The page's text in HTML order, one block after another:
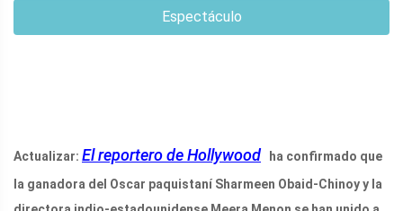
Espectáculo
Actualizar: El reportero de Hollywood
ha confirmado que
la ganadora del Oscar paquistaní Sharmeen Obaid-Chinoy y la